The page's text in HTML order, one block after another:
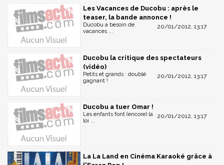
Les Vacances de Ducobu : après le
teaser, la bande annonce !
20/01/2012, 13:17
Ducobu a besoin de
vacances ...
Ducobu la critique des spectateurs
(vidéo)
20/01/2012, 13:17
Petits et grands : doublé
gagnant !
Ducobu a tuer Omar !
20/01/2012, 13:17
Les enfants font (encore) la
loi ...
La La Land en Cinéma Karaoké grâce à